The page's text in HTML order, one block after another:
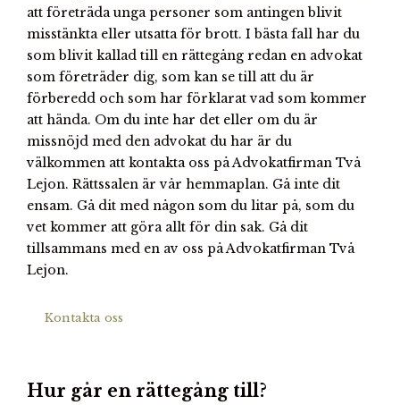
att företräda unga personer som antingen blivit
misstänkta eller utsatta för brott. I bästa fall har du
som blivit kallad till en rättegång redan en advokat
som företräder dig, som kan se till att du är
förberedd och som har förklarat vad som kommer
att hända. Om du inte har det eller om du är
missnöjd med den advokat du har är du
välkommen att kontakta oss på Advokatfirman Två
Lejon. Rättssalen är vår hemmaplan. Gå inte dit
ensam. Gå dit med någon som du litar på, som du
vet kommer att göra allt för din sak. Gå dit
tillsammans med en av oss på Advokatfirman Två
Lejon.
Kontakta oss
Hur går en rättegång till?